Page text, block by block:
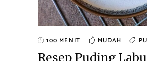
100 MENIT MUDAH
Resep Puding Labu